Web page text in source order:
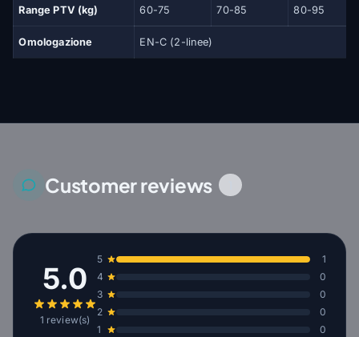
Range PTV (kg) 60-75 70-85 80-95
Omologazione EN-C (2-linee)
Customer reviews
5.0
1 review(s)
5
1
4
0
3
0
2
0
1
0